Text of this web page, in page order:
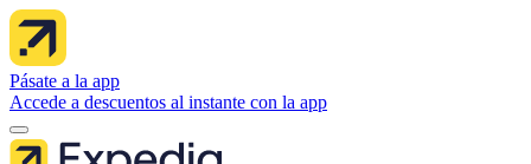
Pásate a la app
Accede a descuentos al instante con la app